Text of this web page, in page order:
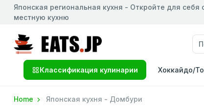
Японская региональная кухня - Откройте для себя
местную кухню
Классификация кулинарии Хоккайдо/
Home Японская кухня - Домбури